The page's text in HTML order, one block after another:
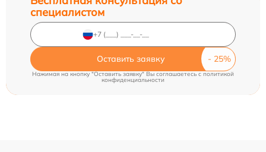
специалистом
Оставить заявку
Нажимая на кнопку "Оставить заявку" Вы соглашаетесь cполитикой
конфиденциальности